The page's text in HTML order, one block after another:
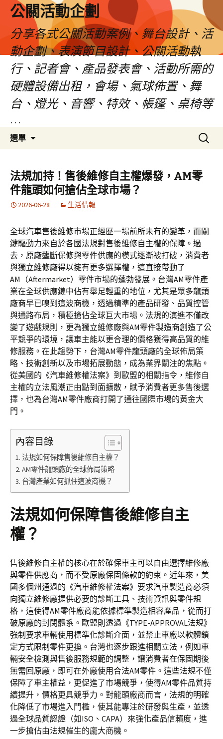
公關活動企劃
分享各式公關活動案例、舞台設計、活
動企劃、表演節目設計、公關活動執
行、記者會、產品發表會、活動所需的
硬體設備出租，會場、氣球佈置、舞
台、燈光、音響、特效、帳篷、桌椅等
…
選單
內
容
搜
尋
鍵
字:
法規加持！售後維修自主權爆發，AM零
件龍頭如何搶佔全球市場？
2026-06-28 生活情報
全球汽車售後維修市場正經歷一場前所未有的變革，而關
鍵驅動力來自於各國法規對售後維修自主權的保障。過
去，原廠壟斷保修與零件供應的模式逐漸被打破，消費者
與獨立維修廠得以擁有更多選擇權，這直接帶動了
AM（Aftermarket）零件市場的蓬勃發展。台灣AM零件產
業在全球供應鏈中佔有舉足輕重的地位，尤其是眾多龍頭
廠商早已嗅到這波商機，透過精準的產品研發、品質控管
與通路布局，積極搶佔全球巨大市場。法規的演進不僅改
變了遊戲規則，更為獨立維修廠與AM零件製造商創造了公
平競爭的環境，讓車主能以更合理的價格獲得高品質的維
修服務。在此趨勢下，台灣AM零件龍頭廠的全球佈局策
略、技術創新以及市場拓展動態，成為業界關注的焦點。
從美國的《汽車維修權法案》到歐盟的相關指令，維修自
主權的立法風潮正由點到面擴散，賦予消費者更多售後選
擇，也為台灣AM零件廠商打開了通往國際市場的黃金大
門。
內容目錄
法規如何保障售後維修自主權？
AM零件龍頭廠的全球佈局策略
台灣產業如何抓住這波商機？
法規如何保障售後維修自主
權？
售後維修自主權的核心在於確保車主可以自由選擇維修廠
與零件供應商，而不受原廠保固條款的約束。近年來，美
國多個州通過的《汽車維修權法案》要求汽車製造商必須
向獨立維修廠提供必要的診斷工具、技術資訊與零件規
格，這使得AM零件廠商能依據標準製造相容產品，從而打
破原廠的封閉體系。歐盟則透過《TYPE-APPROVAL法規》
強制要求車輛使用標準化診斷介面，並禁止車廠以軟體鎖
定方式限制零件更換。台灣也逐步跟進相關立法，例如車
輛安全檢測與售後服務規範的調整，讓消費者在保固期後
無需回原廠，即可在外廠使用合法AM零件。這些法規不僅
保障了車主權益，更促進了市場競爭，使得AM零件品質持
續提升，價格更具競爭力。對龍頭廠商而言，法規的明確
化降低了市場進入門檻，使其能專注於研發與生產，並透
過全球品質認證（如ISO、CAPA）來強化產品信賴度，進
一步搶佔由法規催生的龐大商機。